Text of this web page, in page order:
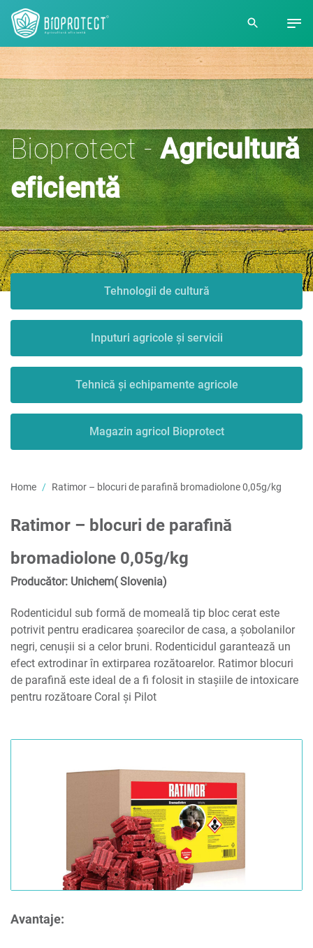
Bioprotect -Agricultură
eficientă
Tehnologii de cultură
Inputuri agricole și servicii
Tehnică și echipamente agricole
Magazin agricol Bioprotect
Home Ratimor – blocuri de parafină bromadiolone 0,05g/kg
Ratimor – blocuri de parafină
bromadiolone 0,05g/kg
Producător: Unichem( Slovenia)
Rodenticidul sub formă de momeală tip bloc cerat este
potrivit pentru eradicarea șoarecilor de casa, a șobolanilor
negri, cenușii si a celor bruni. Rodenticidul garantează un
efect extrodinar în extirparea rozătoarelor. Ratimor blocuri
de parafină este ideal de a fi folosit in stașiile de intoxicare
pentru rozătoare Coral și Pilot
Avantaje: